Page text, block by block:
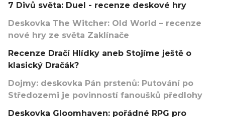
7 Divů světa: Duel - recenze deskové hry
Deskovka The Witcher: Old World – recenze
nové hry ze světa Zaklínače
Recenze Dračí Hlídky aneb Stojíme ještě o
klasický Dračák?
Dojmy: deskovka Pán prstenů: Putování po
Středozemi je povinností fanoušků předlohy
Deskovka Gloomhaven: pořádné RPG pro